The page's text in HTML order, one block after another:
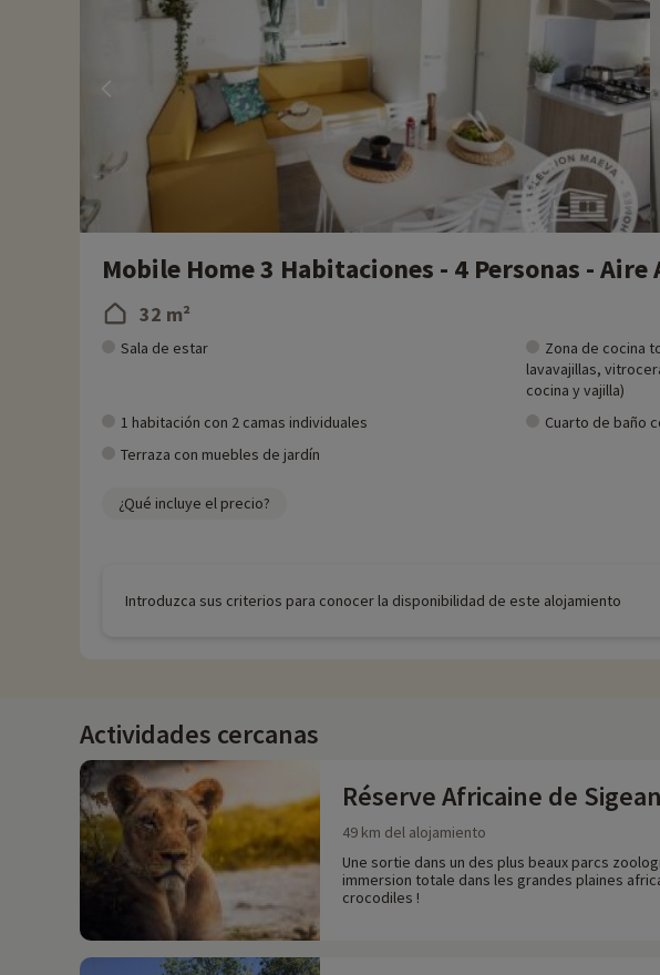
Para más información
- Se aceptan mascotas, con coste adicional
Mobile Home 3 Habitaciones - 4 Personas -
32 m²
Sala de estar
Zona de cocina
lavavajillas,
cocina y vajilla)
1 habitación con 2 camas individuales Cuarto de baño
Terraza con muebles de jardín
¿Qué incluye el precio?
Introduzca sus criterios para conocer la disponibilidad de este alojamiento
Actividades cercanas
Réserve Africaine de Sigean
49 km del alojamiento
Une sortie dans un des plus beaux parcs
immersion totale dans les grandes plaines
crocodiles !